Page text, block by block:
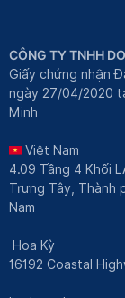
CÔNG TY TNHH
Giấy chứng nhận
ngày 27/04/2020
Minh
Việt Nam
4.09 Tầng 4 Khối
Trưng Tây, Thành
Nam
Hoa Kỳ
16192 Coastal